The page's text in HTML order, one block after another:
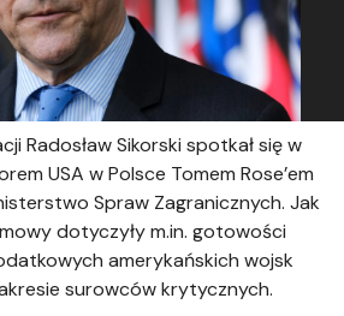
Radosław Sikorski spotkał się w
USA w Polsce Tomem Rose’em
Spraw Zagranicznych. Jak
dotyczyły m.in. gotowości
amerykańskich wojsk
surowców krytycznych.